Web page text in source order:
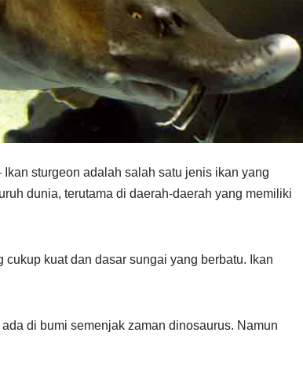
Ikan sturgeon adalah salah satu jenis ikan yang
dunia, terutama di daerah-daerah yang memiliki
kuat dan dasar sungai yang berbatu. Ikan
di bumi semenjak zaman dinosaurus. Namun